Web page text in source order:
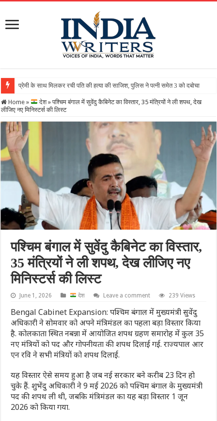
Home » देश » पश्चिम बंगाल में सुवेंदु कैबिनेट का विस्तार, 35 मंत्रियों ने ली शपथ, देख
लीजिए नए मिनिस्टर्स की लिस्ट
पश्चिम बंगाल में सुवेंदु कैबिनेट का विस्तार,
35 मंत्रियों ने ली शपथ, देख लीजिए नए
मिनिस्टर्स की लिस्ट
June 1, 2026 देश Leave a comment 239 Views
Bengal Cabinet Expansion: पश्चिम बंगाल में मुख्यमंत्री सुवेंदु
अध‍िकारी ने सोमवार को अपने मंत्रिमंडल का पहला बड़ा विस्तार किया
है. कोलकाता स्थित नबन्ना में आयोजित शपथ ग्रहण समारोह में कुल 35
नए मंत्रियों को पद और गोपनीयता की शपथ दिलाई गई. राज्यपाल आर
एन रव‍ि ने सभी मंत्रियों को शपथ दिलाई.
यह विस्तार ऐसे समय हुआ है जब नई सरकार बने करीब 23 दिन हो
चुके हैं. शुभेंदु अधिकारी ने 9 मई 2026 को पश्चिम बंगाल के मुख्यमंत्री
पद की शपथ ली थी, जबकि मंत्रिमंडल का यह बड़ा विस्तार 1 जून
2026 को किया गया.